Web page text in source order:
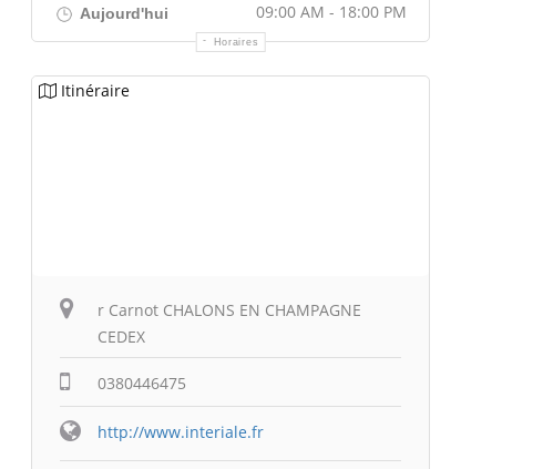
Aujourd'hui 09:00 AM - 18:00 PM
Horaires
Itinéraire
r Carnot CHALONS EN CHAMPAGNE
CEDEX
0380446475
http://www.interiale.fr